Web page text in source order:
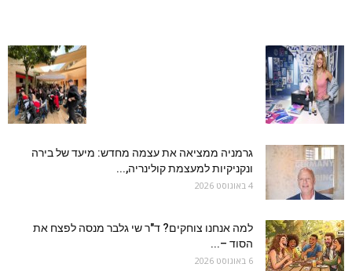
גרמניה ממציאה את עצמה מחדש: מיעד של בירה
ונקניקיות למעצמת קולינריה,...
4 באוגוסט 2026
למה אנחנו צוחקים? ד"ר שי גלבר מנסה לפצח את
הסוד –...
6 באוגוסט 2026